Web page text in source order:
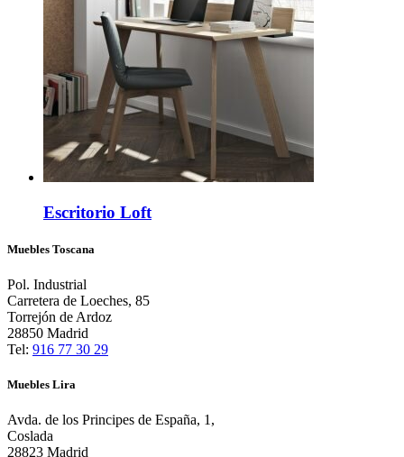
Escritorio Loft
Muebles Toscana
Pol. Industrial
Carretera de Loeches, 85
Torrejón de Ardoz
28850 Madrid
Tel: 916 77 30 29
Muebles Lira
Avda. de los Principes de España, 1,
Coslada
28823 Madrid